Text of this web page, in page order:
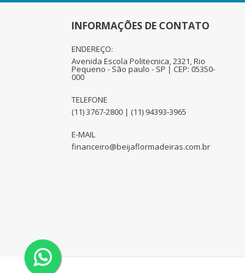
INFORMAÇÕES DE CONTATO
ENDEREÇO:
Avenida Escola Politecnica, 2321, Rio
Pequeno - São paulo - SP | CEP: 05350-
000
TELEFONE
(11) 3767-2800 | (11) 94393-3965
E-MAIL
financeiro@beijaflormadeiras.com.br